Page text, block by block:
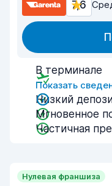
7,6
В терминале
Показать
Низкий
Мгновенное
Частичная
Нулевая франшиза